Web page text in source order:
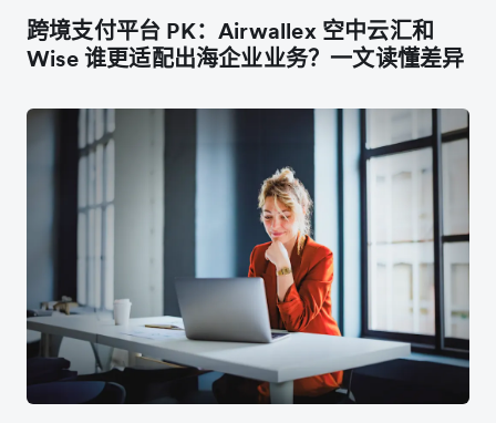
跨境支付平台 PK：Airwallex 空中云汇和
Wise 谁更适配出海企业业务？一文读懂差异
微信扫一扫，点击手机右上角
分享
微信扫一扫，点击手机右上角
分享